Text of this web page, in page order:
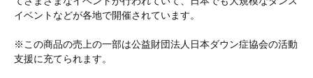
イベントなどが各地で開催されています。
※この商品の売上の一部は公益財団法人日本ダウン症協会の活動
支援に充てられます。